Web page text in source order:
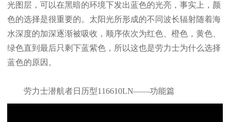
光图层，可以在黑暗的环境下发出蓝色的光亮，事实上，颜
色的选择是很重要的。太阳光所形成的不同波长辐射随着海
水深度的加深逐渐被吸收，顺序依次为红色、橙色，黄色、
绿色直到最后只剩下蓝紫色，所以这也是劳力士为什么选择
蓝色的原因。
劳力士潜航者日历型116610LN——功能篇